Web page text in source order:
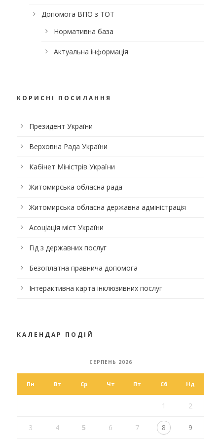
Допомога ВПО з ТОТ
Нормативна база
Актуальна інформація
КОРИСНІ ПОСИЛАННЯ
Президент України
Верховна Рада України
Кабінет Міністрів України
Житомирська обласна рада
Житомирська обласна державна адміністрація
Асоціація міст України
Гід з державних послуг
Безоплатна правнича допомога
Інтерактивна карта інклюзивних послуг
КАЛЕНДАР ПОДІЙ
СЕРПЕНЬ 2026
Пн Вт Ср Чт Пт Сб Нд
1 2
3 4 5 6 7 8 9